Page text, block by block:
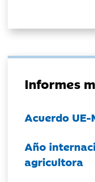
Informes
Acuerdo
Año
agricultora